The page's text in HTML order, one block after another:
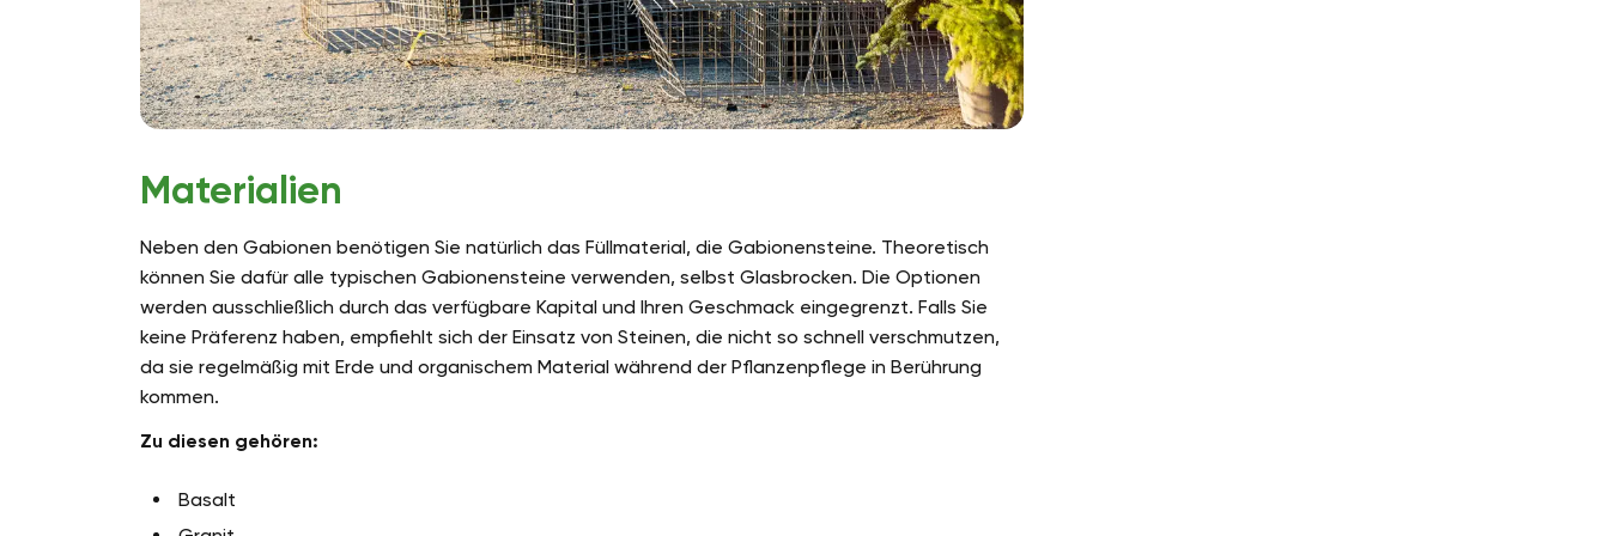
Materialien
Neben den Gabionen benötigen Sie natürlich das Füllmaterial, die Gabionensteine. Theoretisch
können Sie dafür alle typischen Gabionensteine verwenden, selbst Glasbrocken. Die Optionen
werden ausschließlich durch das verfügbare Kapital und Ihren Geschmack eingegrenzt. Falls Sie
keine Präferenz haben, empfiehlt sich der Einsatz von Steinen, die nicht so schnell verschmutzen,
da sie regelmäßig mit Erde und organischem Material während der Pflanzenpflege in Berührung
kommen.
Zu diesen gehören:
Basalt